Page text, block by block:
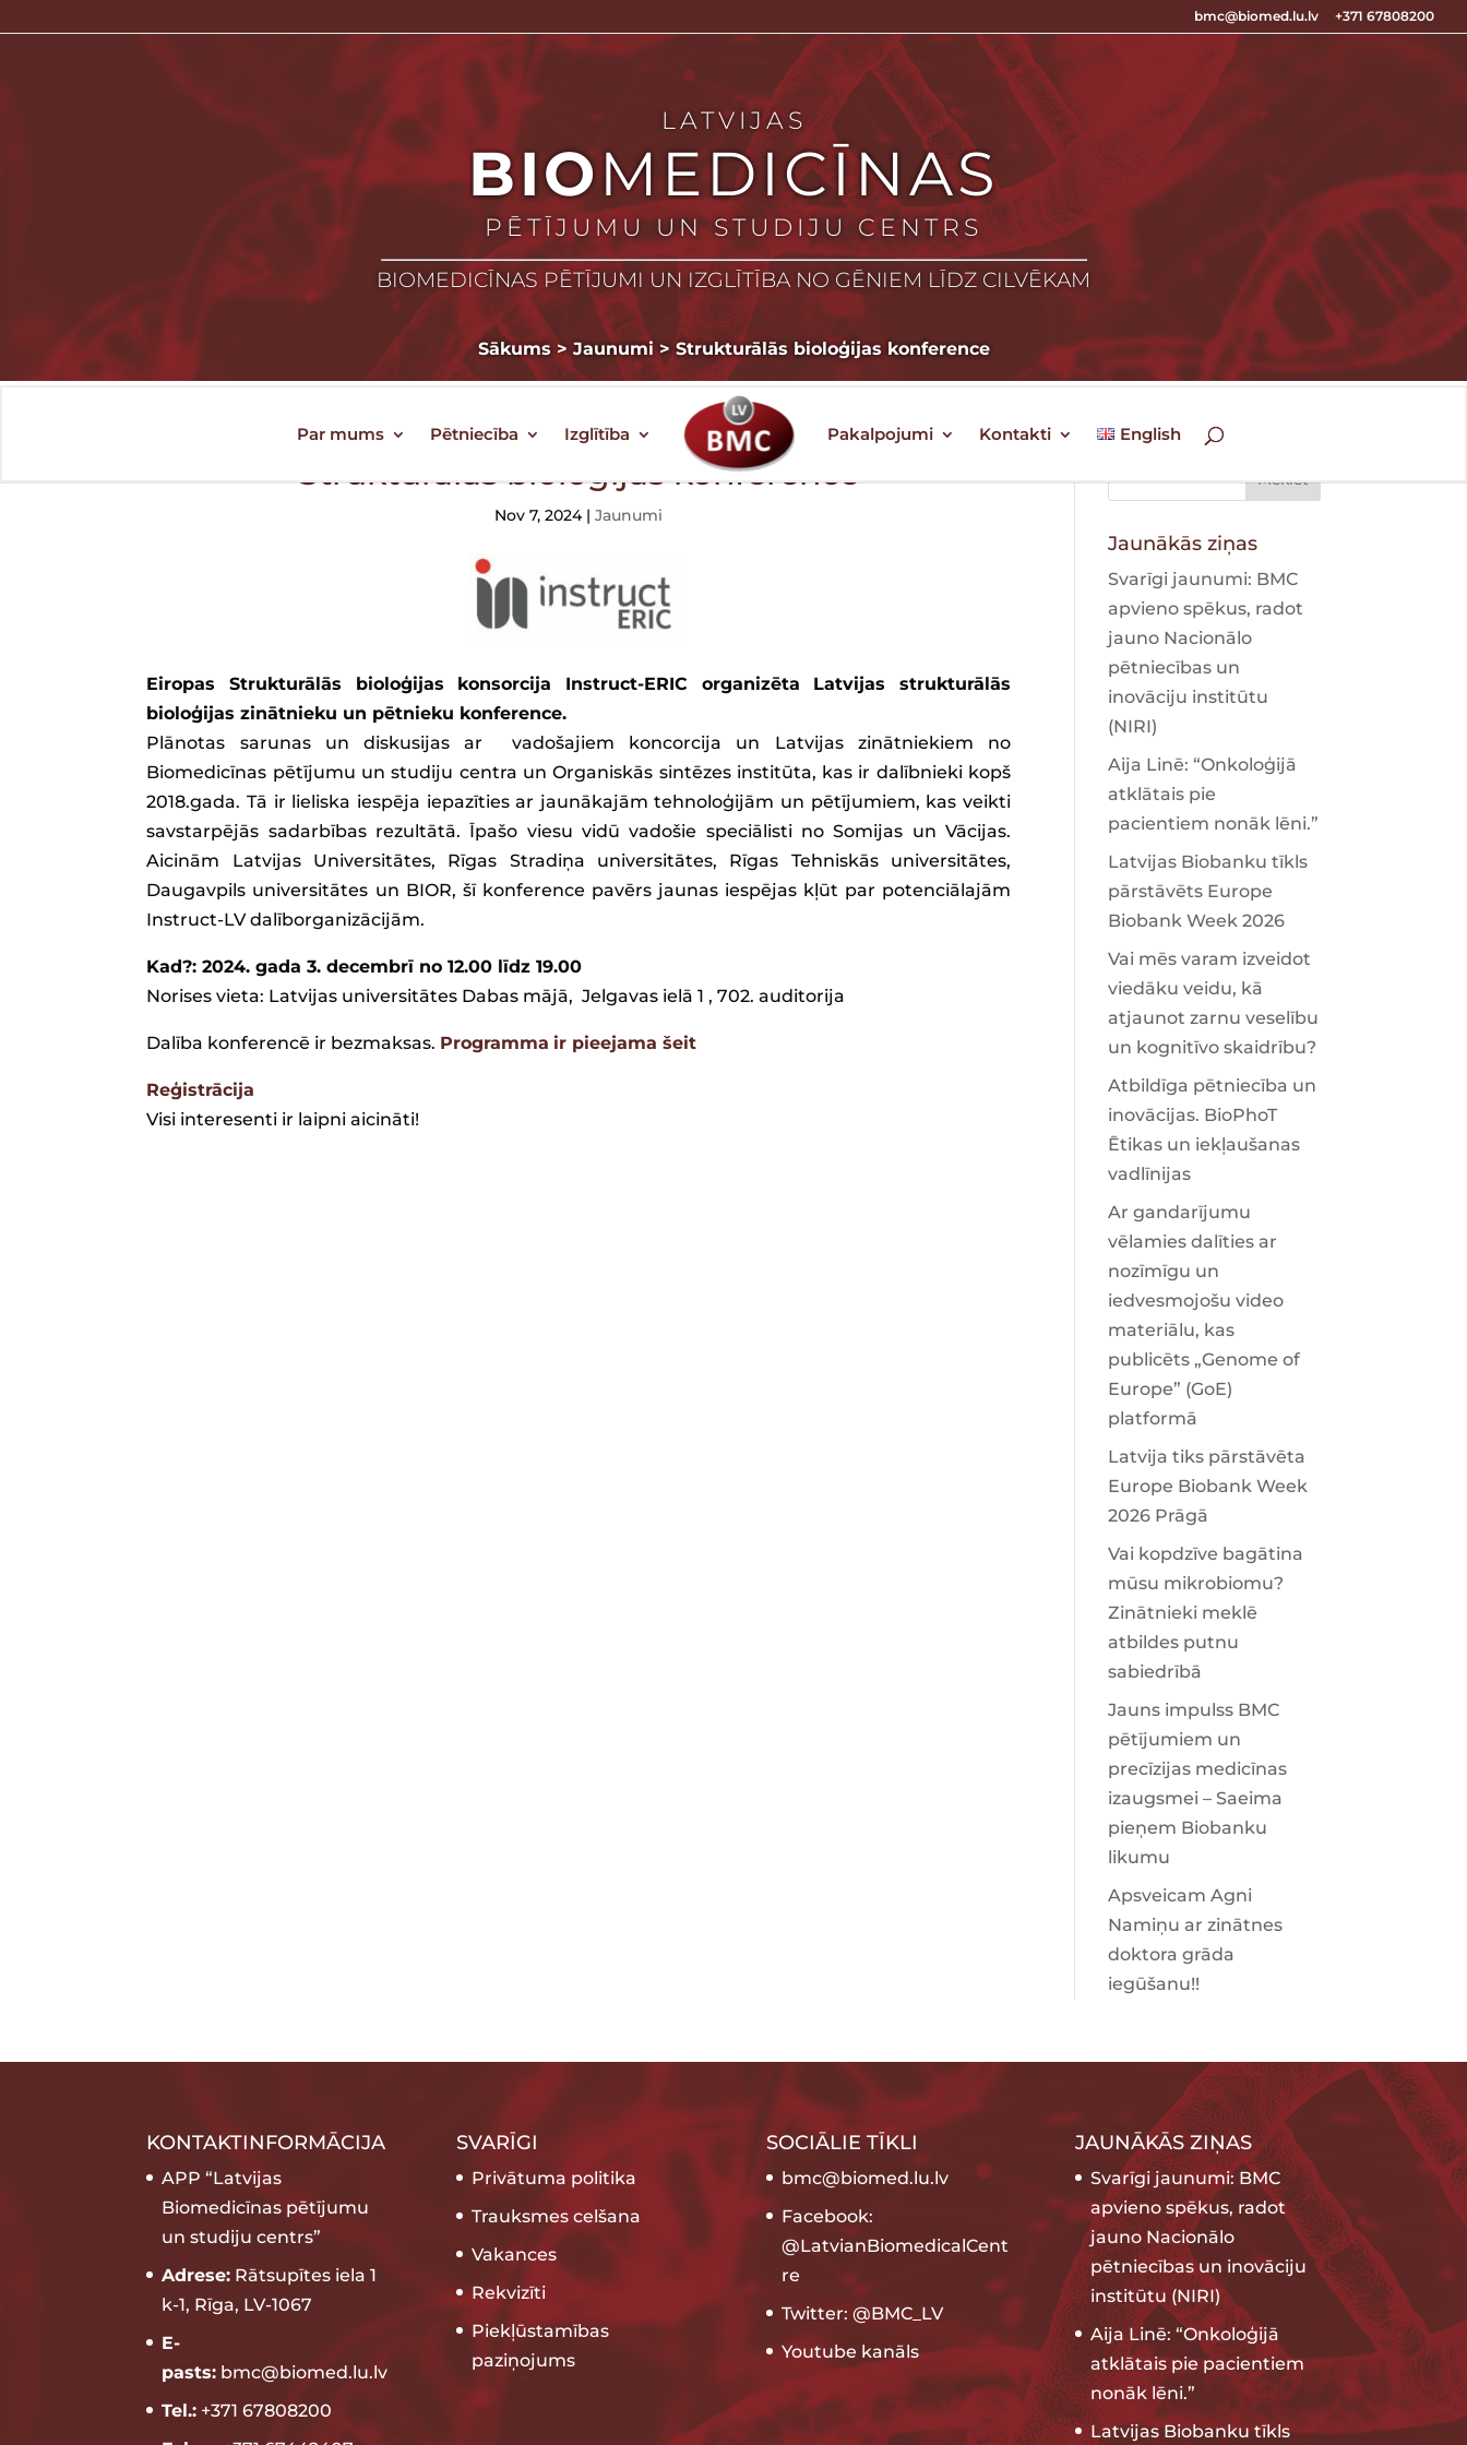
bmc@biomed.lu.lv +371 67808200
LATVIJAS
BIOMEDICĪNAS
PĒTĪJUMU UN STUDIJU CENTRS
BIOMEDICĪNAS PĒTĪJUMI UN IZGLĪTĪBA NO GĒNIEM LĪDZ CILVĒKAM
Sākums> Jaunumi>Strukturālās bioloģijas konference
Par mums Pētniecība Izglītība Pakalpojumi Kontakti English
Strukturālās bioloģijas konference
Nov 7, 2024|Jaunumi
Eiropas Strukturālās bioloģijas konsorcija Instruct-ERIC organizēta Latvijas strukturālās
bioloģijas zinātnieku un pētnieku konference.
Plānotas sarunas un diskusijas ar vadošajiem koncorcija un Latvijas zinātniekiem no
Biomedicīnas pētījumu un studiju centra un Organiskās sintēzes institūta, kas ir dalībnieki kopš
2018.gada. Tā ir lieliska iespēja iepazīties ar jaunākajām tehnoloģijām un pētījumiem, kas veikti
savstarpējās sadarbības rezultātā. Īpašo viesu vidū vadošie speciālisti no Somijas un Vācijas.
Aicinām Latvijas Universitātes, Rīgas Stradiņa universitātes, Rīgas Tehniskās universitātes,
Daugavpils universitātes un BIOR, šī konference pavērs jaunas iespējas kļūt par potenciālajām
Instruct-LV dalīborganizācijām.
Kad?: 2024. gada 3. decembrī no 12.00 līdz 19.00
Norises vieta: Latvijas universitātes Dabas mājā, Jelgavas ielā 1 , 702. auditorija
Dalība konferencē ir bezmaksas. Programma ir pieejama šeit
Reģistrācija
Visi interesenti ir laipni aicināti!
Jaunākās ziņas
Svarīgi jaunumi: BMC
apvieno spēkus, radot
jauno Nacionālo
pētniecības un
inovāciju institūtu
(NIRI)
Aija Linē: “Onkoloģijā
atklātais pie
pacientiem nonāk lēni.”
Latvijas Biobanku tīkls
pārstāvēts Europe
Biobank Week 2026
Vai mēs varam izveidot
viedāku veidu, kā
atjaunot zarnu veselību
un kognitīvo skaidrību?
Atbildīga pētniecība un
inovācijas. BioPhoT
Ētikas un iekļaušanas
vadlīnijas
Ar gandarījumu
vēlamies dalīties ar
nozīmīgu un
iedvesmojošu video
materiālu, kas
publicēts „Genome of
Europe” (GoE)
platformā
Latvija tiks pārstāvēta
Europe Biobank Week
2026 Prāgā
Vai kopdzīve bagātina
mūsu mikrobiomu?
Zinātnieki meklē
atbildes putnu
sabiedrībā
Jauns impulss BMC
pētījumiem un
precīzijas medicīnas
izaugsmei – Saeima
pieņem Biobanku
likumu
Apsveicam Agni
Namiņu ar zinātnes
doktora grāda
iegūšanu!!
KONTAKTINFORMĀCIJA
APP “Latvijas
Biomedicīnas pētījumu
un studiju centrs”
Adrese: Rātsupītes iela 1
k-1, Rīga, LV-1067
E-
pasts: bmc@biomed.lu.lv
Tel.: +371 67808200
SVARĪGI
Privātuma politika
Trauksmes celšana
Vakances
Rekvizīti
Piekļūstamības
paziņojums
SOCIĀLIE TĪKLI
bmc@biomed.lu.lv
Facebook:
@LatvianBiomedicalCent
re
Twitter: @BMC_LV
Youtube kanāls
JAUNĀKĀS ZIŅAS
Svarīgi jaunumi: BMC
apvieno spēkus, radot
jauno Nacionālo
pētniecības un inovāciju
institūtu (NIRI)
Aija Linē: “Onkoloģijā
atklātais pie pacientiem
nonāk lēni.”
Latvijas Biobanku tīkls